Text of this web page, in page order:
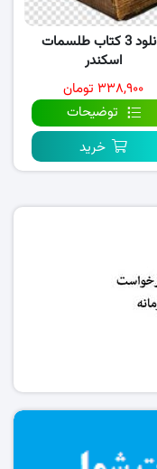
دانلود 3 کتاب طلسمات
اسکندر
۳۳۸,۹۰۰ تومان
توضیحات
خرید